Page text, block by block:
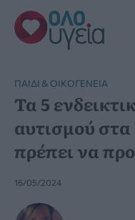
Μετάβαση
στο
περιεχόμενο
ΠΑΙΔΊ & ΟΙΚΟΓΈΝΕΙΑ
Τα 5
αυτισμού στα
πρέπει να
16/05/2024